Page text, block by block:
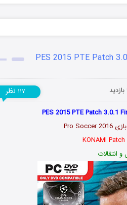
۱۱۷ نظر
انتقالات